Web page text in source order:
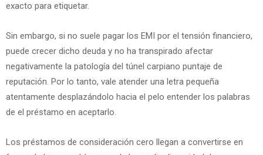
exacto para etiquetar.
Sin embargo, si no suele pagar los EMI por el tensión financiero,
puede crecer dicho deuda y no ha transpirado afectar
negativamente la patologí­a del túnel carpiano puntaje de
reputación. Por lo tanto, vale atender una letra pequeña
atentamente desplazándolo hacia el pelo entender los palabras
de el préstamo en aceptarlo.
Los préstamos de consideración cero llegan a convertirse en